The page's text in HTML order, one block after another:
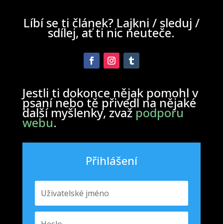
Líbí se ti článek? Lajkni / sleduj /
sdílej, ať ti nic neuteče.
Jestli ti dokonce nějak pomohl v
psaní nebo tě přivedl na nějaké
další myšlenky, zvažpodporu
webu.
Přihlášení